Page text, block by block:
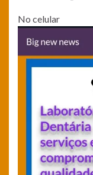
No celular